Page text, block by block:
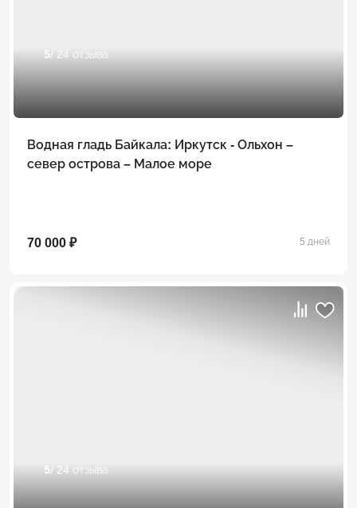
5/ 24 отзыва
Водная гладь Байкала: Иркутск - Ольхон –
север острова – Малое море
70 000 ₽ 5 дней
5/ 24 отзыва